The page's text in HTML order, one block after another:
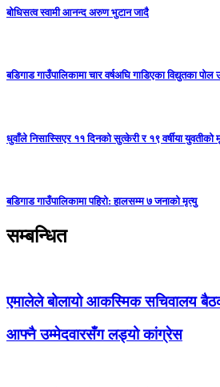
बोधिसत्व स्वामी आनन्द अरुण भुटान जादै
बडिगाड गाउँपालिकामा चार वर्षअघि गाडिएका विद्युतका
धुवाँले निसास्सिएर ११ दिनको सुत्केरी र १९ वर्षीया युवतीको
बडिगाड गाउँपालिकामा पहिरो: हालसम्म ७ जनाको मृत्यु
सम्बन्धित
एमालेले बोलायो आकस्मिक सचिवालय
आफ्नै उम्मेदवारसँग लड्यो कांग्रेस